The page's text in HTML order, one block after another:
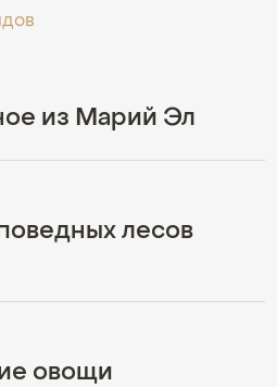
из Марий Эл
лесов
овощи